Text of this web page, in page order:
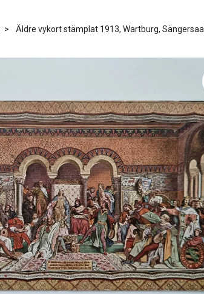
Äldre vykort stämplat 1913, Wartburg, Sängersaal